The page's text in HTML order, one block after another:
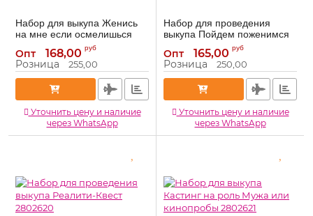
Набор для выкупа Женись
на мне если осмелишься
Артикул: 2802622
Опт 168,00 руб
Розница 255,00
Уточнить цену и наличие
через WhatsApp
Набор для проведения
выкупа Пойдем поженимся
Артикул: 2802619
Опт 165,00 руб
Розница 250,00
Уточнить цену и наличие
через WhatsApp